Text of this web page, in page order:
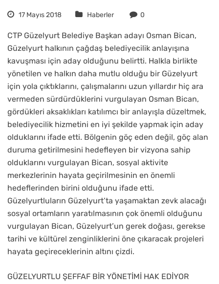
17 Mayıs 2018 Haberler 0
CTP Güzelyurt Belediye Başkan adayı Osman Bican,
Güzelyurt halkının çağdaş belediyecilik anlayışına
kavuşması için aday olduğunu belirtti. Halkla birlikte
yönetilen ve halkın daha mutlu olduğu bir Güzelyurt
için yola çıktıklarını, çalışmalarını uzun yıllardır hiç ara
vermeden sürdürdüklerini vurgulayan Osman Bican,
gördükleri aksaklıkları katılımcı bir anlayışla düzeltmek,
belediyecilik hizmetini en iyi şekilde yapmak için aday
olduklarını ifade etti. Bölgenin göç eden değil, göç alan
duruma getirilmesini hedefleyen bir vizyona sahip
olduklarını vurgulayan Bican, sosyal aktivite
merkezlerinin hayata geçirilmesinin en önemli
hedeflerinden birini olduğunu ifade etti.
Güzelyurtluların Güzelyurt’ta yaşamaktan zevk alacağı
sosyal ortamların yaratılmasının çok önemli olduğunu
vurgulayan Bican, Güzelyurt’un gerek doğası, gerekse
tarihi ve kültürel zenginliklerini öne çıkaracak projeleri
hayata geçireceklerinin altını çizdi.
GÜZELYURTLU ŞEFFAF BİR YÖNETİMİ HAK EDİYOR